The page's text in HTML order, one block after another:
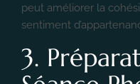
peut améliorer la
sentiment
3.